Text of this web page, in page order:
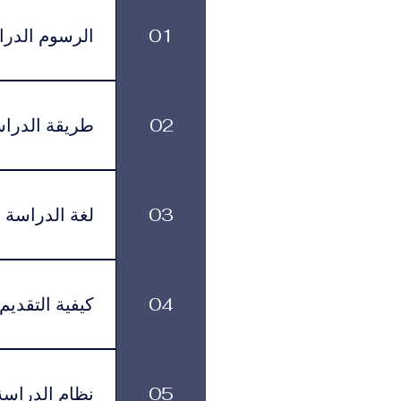
01 الرسوم
الرسوم
02 طريقة
لموافقة التأشيرة وأنظمة السفر.
03 لغة الدراسة
يتم تقديم البرنامج باللغة العربية.
04 كيفية التقديم
يمكن تقديم طلب
القبول بمساعدتك خلال جميع مراحل التقديم والتسجيل.
05 نظام